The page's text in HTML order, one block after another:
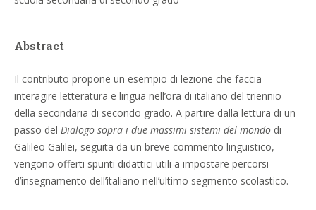
Abstract
Il contributo propone un esempio di lezione che faccia
interagire letteratura e lingua nell’ora di italiano del triennio
della secondaria di secondo grado. A partire dalla lettura di un
passo del Dialogo sopra i due massimi sistemi del mondodi
Galileo Galilei, seguita da un breve commento linguistico,
vengono offerti spunti didattici utili a impostare percorsi
d’insegnamento dell’italiano nell’ultimo segmento scolastico.